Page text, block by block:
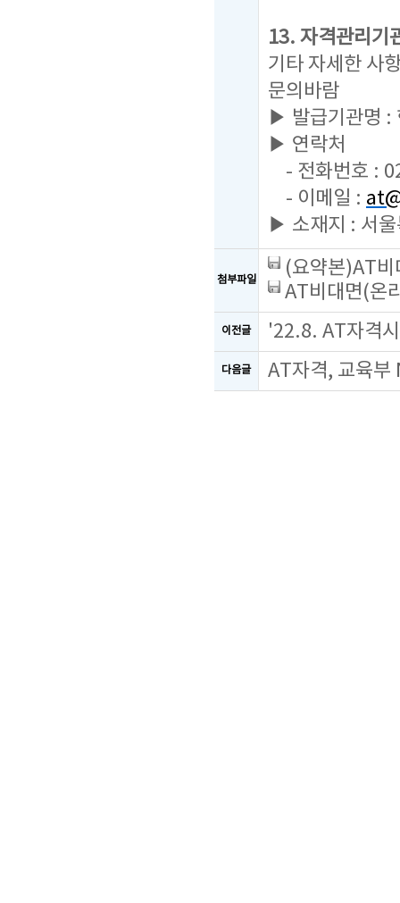
13. 자격관리기
기타 자세한 사
문의바람
▶ 발급기관명 :
▶ 연락처
- 전화번호 :
- 이메일 :
▶ 소재지 : 서울
첨부파일
(요약본)AT
AT비대면(온
이전글 '22.8. AT자격
다음글 AT자격, 교육부